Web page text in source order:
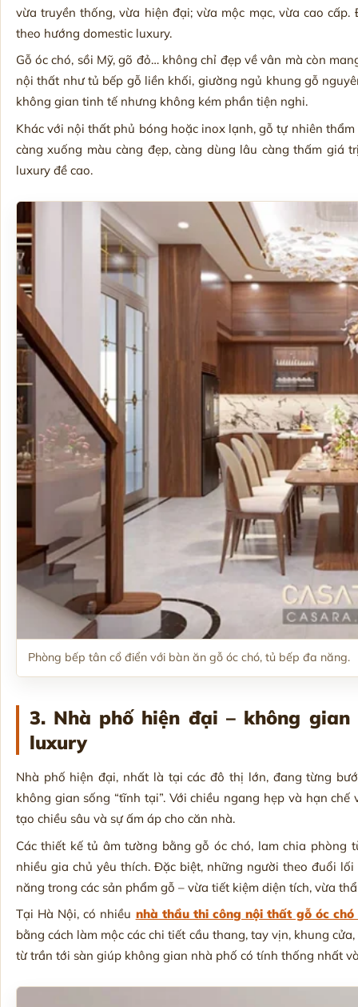
vừa truyền thống, vừa hiện đại; vừa mộc mạc, vừa cao
theo hướng domestic luxury.
Gỗ óc chó, sồi Mỹ, gõ đỏ… không chỉ đẹp về vân mà còn
nội thất như tủ bếp gỗ liền khối, giường ngủ khung gỗ
không gian tinh tế nhưng không kém phần tiện nghi.
Khác với nội thất phủ bóng hoặc inox lạnh, gỗ tự nhiên
càng xuống màu càng đẹp, càng dùng lâu càng thấm giá
luxury đề cao.
Phòng bếp tân cổ điển với bàn ăn gỗ óc chó, tủ bếp đa năng.
3. Nhà phố hiện đại – không
luxury
Nhà phố hiện đại, nhất là tại các đô thị lớn, đang từng
không gian sống “tĩnh tại”. Với chiều ngang hẹp và hạn
tạo chiều sâu và sự ấm áp cho căn nhà.
Các thiết kế tủ âm tường bằng gỗ óc chó, lam chia
nhiều gia chủ yêu thích. Đặc biệt, những người theo đuổi
năng trong các sản phẩm gỗ – vừa tiết kiệm diện tích, vừa
Tại Hà Nội, có nhiều nhà thầu thi công nội thất gỗ óc
bằng cách làm mộc các chi tiết cầu thang, tay vịn, khung
từ trần tới sàn giúp không gian nhà phố có tính thống nhất